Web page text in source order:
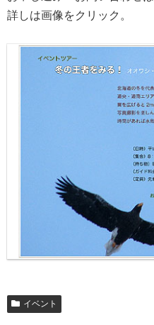
詳しは画像をクリック。
イベント